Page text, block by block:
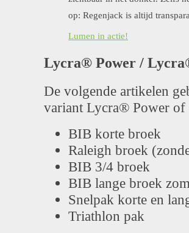
op: Regenjack is altijd
Lumen in actie!
Lycra® Power /
De volgende artikelen
variant Lycra® Power
BIB korte broek
Raleigh broek
BIB 3/4 broek
BIB lange broek
Snelpak korte en
Triathlon pak